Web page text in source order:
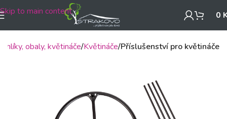
Skip to main content 0
obaly, květináče Květináče Příslušenství pro květináče